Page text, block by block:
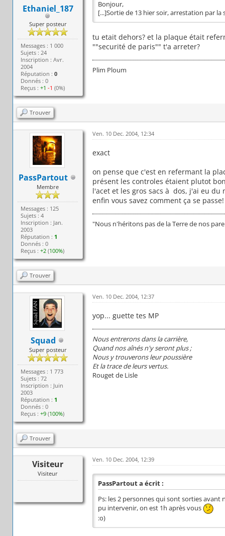
Ethaniel_187
Super posteur
Messages : 1 000
Sujets : 24
Inscription : Avr.
2004
Réputation :0
Donnés : 0
Reçus :+1 -1 (0%)
Bonjour,
[...]Sortie de 13 hier soir, arrestation par
tu etait dehors? et la plaque était
""securité de paris"" t'a arreter?
Plim Ploum
Trouver
PassPartout
Membre
Messages : 125
Sujets : 4
Inscription : Jan.
2003
Réputation : 1
Donnés : 0
Reçus :+2 (100%)
Ven. 10 Dec. 2004, 12:34
exact
on pense que c'est en refermant la
présent les controles étaient plutot
l'acet et les gros sacs à dos, j'ai eu
enfin vous savez comment ça se passe!
"Nous n'héritons pas de la Terre de nos
Trouver
Squad
Super posteur
Messages : 1 773
Sujets : 72
Inscription : Juin
2003
Réputation : 1
Donnés : 0
Reçus :+9 (100%)
Ven. 10 Dec. 2004, 12:37
yop... guette tes MP
Nous entrerons dans la carrière,
Quand nos aînés n'y seront plus ;
Nous y trouverons leur poussière
Et la trace de leurs vertus.
Rouget de Lisle
Trouver
Visiteur
Visiteur
Ven. 10 Dec. 2004, 12:39
PassPartout a écrit :
Ps: les 2 personnes qui sont sorties
pu intervenir, on est 1h après vous
:o)